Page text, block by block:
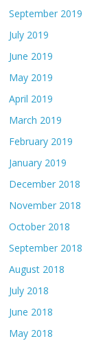
September 2019
July 2019
June 2019
May 2019
April 2019
March 2019
February 2019
January 2019
December 2018
November 2018
October 2018
September 2018
August 2018
July 2018
June 2018
May 2018